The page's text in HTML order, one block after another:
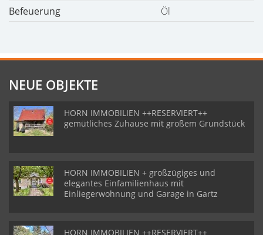
Befeuerung
Öl
NEUE OBJEKTE
HORN IMMOBILIEN ++RESERVIERT++
gemütliches Zuhause mit großem Grundstück
HORN IMMOBILIEN + großzügiges und
elegantes Einfamilienhaus mit
Einliegerwohnung und Garage in Gartz
HORN IMMOBILIEN ++RESERVIERT++